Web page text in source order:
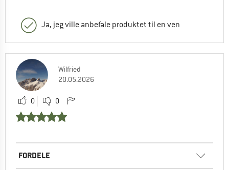
Ja, jeg ville anbefale produktet til en ven
Wilfried
20.05.2026
0 0
FORDELE